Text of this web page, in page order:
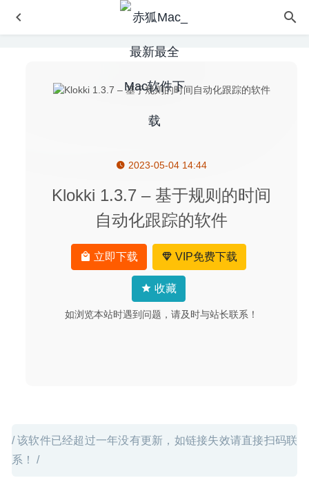
2023-05-04 14:44
Klokki 1.3.7 – 基于规则的时间
自动化跟踪的软件
立即下载 VIP免费下载
收藏
如浏览本站时遇到问题，请及时与站长联系！
/ 该软件已经超过一年没有更新，如链接失效请直接扫码联
系！ /
ZY-Player 1.0.10 – 优秀的视频播放神器
4K Stogram 3.1.0 – 好用的Instagram视频下载工具 2020-
Keep It 1.8.2 for Mac- 功能强大的Mac笔记应用
Tenorshare iCareFone 6.0.2 for Mac中文版-ios设备管理及
PCalc 4.11.4 – 功能全面的科学计算器